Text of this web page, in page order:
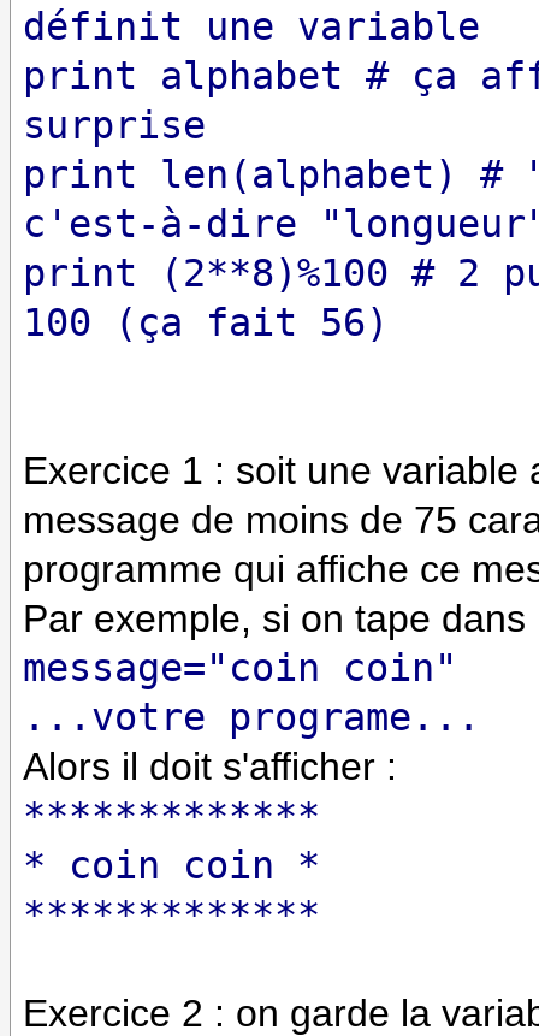
définit une variable
print alphabet # ça
surprise
print len(alphabet) #
c'est-à-dire
print (2**8)%100 # 2
100 (ça fait 56)
Exercice 1 : soit une
message de moins de 75
programme qui affiche ce
Par exemple, si on tape
message="coin coin"
...votre programe...
Alors il doit s'afficher :
*************
* coin coin *
*************
Exercice 2 : on garde la